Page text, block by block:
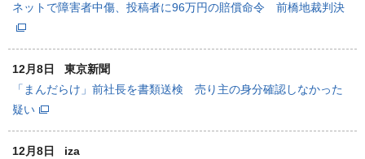
ネットで障害者中傷、投稿者に96万円の賠償命令 前橋地裁判決
12月8日
東京新聞
「まんだらけ」前社長を書類送検 売り主の身分確認しなかった
疑い
12月8日
iza